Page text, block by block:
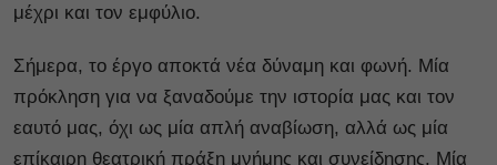
μέχρι και τον εμφύλιο.
Σήμερα, το έργο αποκτά νέα δύναμη και φωνή. Μία
πρόκληση για να ξαναδούμε την ιστορία μας και τον
εαυτό μας, όχι ως μία απλή αναβίωση, αλλά ως μία
επίκαιρη θεατρική πράξη μνήμης και συνείδησης. Μία